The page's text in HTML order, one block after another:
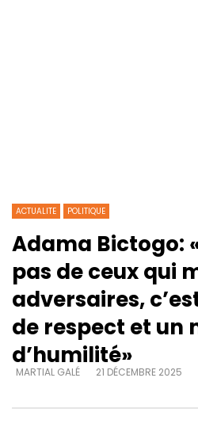
ACTUALITE POLITIQUE
Adama Bictogo:
pas de ceux qui
adversaires,
de respect et un
d’humilité»
MARTIAL GALÉ 21 DÉCEMBRE 2025